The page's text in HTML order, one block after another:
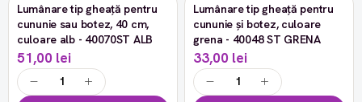
Lumânare tip gheață pentru
cununie sau botez, 40 cm,
culoare alb - 40070ST ALB
51,00 lei
Lumânare tip gheață pentru
cununie și botez, culoare
grena - 40048 ST GRENA
33,00 lei